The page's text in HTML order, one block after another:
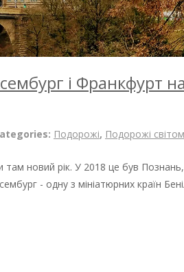
і Франкфурт на
Подорожі, Подорожі світом
там новий рік. У 2018 це був
- одну з мініатюрних країн